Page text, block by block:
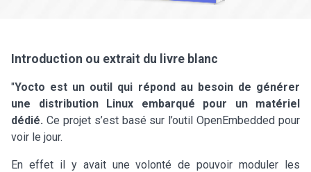
Introduction ou extrait du livre blanc
"Yocto est un outil qui répond au besoin de générer
une distribution Linux embarqué pour un matériel
dédié. Ce projet s’est basé sur l’outil OpenEmbedded pour
voir le jour.
En effet il y avait une volonté de pouvoir moduler les